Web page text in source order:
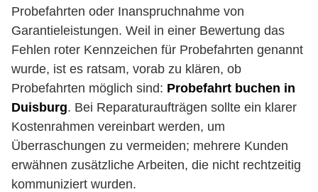
Probefahrten oder Inanspruchnahme von
Garantieleistungen. Weil in einer Bewertung das
Fehlen roter Kennzeichen für Probefahrten genannt
wurde, ist es ratsam, vorab zu klären, ob
Probefahrten möglich sind: Probefahrt buchen in
Duisburg. Bei Reparaturaufträgen sollte ein klarer
Kostenrahmen vereinbart werden, um
Überraschungen zu vermeiden; mehrere Kunden
erwähnen zusätzliche Arbeiten, die nicht rechtzeitig
kommuniziert wurden.